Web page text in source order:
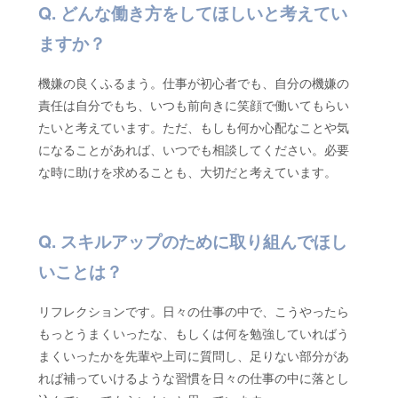
どんな働き方をしてほしいと考えてい
ますか？
機嫌の良くふるまう。仕事が初心者でも、自分の機嫌の
責任は自分でもち、いつも前向きに笑顔で働いてもらい
たいと考えています。ただ、もしも何か心配なことや気
になることがあれば、いつでも相談してください。必要
な時に助けを求めることも、大切だと考えています。
スキルアップのために取り組んでほし
いことは？
リフレクションです。日々の仕事の中で、こうやったら
もっとうまくいったな、もしくは何を勉強していればう
まくいったかを先輩や上司に質問し、足りない部分があ
れば補っていけるような習慣を日々の仕事の中に落とし